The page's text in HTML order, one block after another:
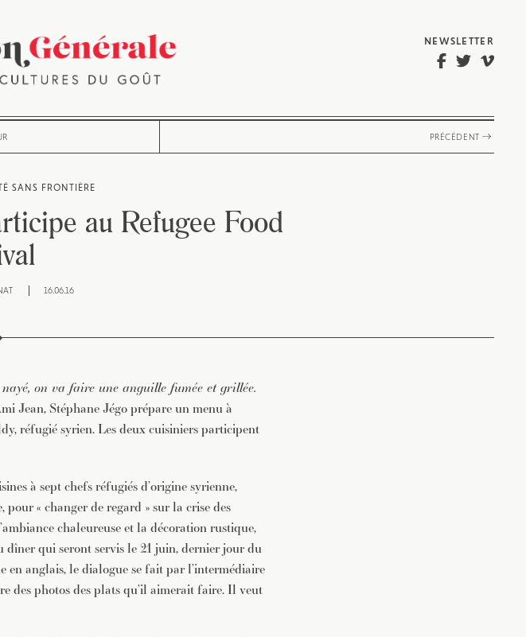
NEWSLETTER
PRÉCÉDENT
SANS FRONTIÈRE
au Refugee Food
16.06.16
nayé, on va faire une anguille fumée et grillée.
Jean, Stéphane Jégo prépare un menu à
réfugié syrien. Les deux cuisiniers participent
à sept chefs réfugiés d’origine syrienne,
« changer de regard » sur la crise des
chaleureuse et la décoration rustique,
qui seront servis le 21 juin, dernier jour du
en anglais, le dialogue se fait par l’intermédiaire
des photos des plats qu’il aimerait faire. Il veut